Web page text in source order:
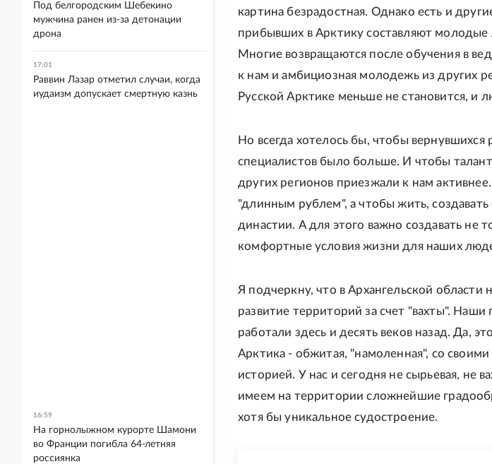
картина безрадостная. Однако есть и
прибывших в Арктику составляют молодые
Многие возвращаются после обучения в
к нам и амбициозная молодежь из других
Русской Арктике меньше не становится, и
Но всегда хотелось бы, чтобы
специалистов было больше. И чтобы
других регионов приезжали к нам
"длинным рублем", а чтобы жить,
династии. А для этого важно создавать не
комфортные условия жизни для наших
Я подчеркну, что в Архангельской области
развитие территорий за счет "вахты".
работали здесь и десять веков назад. Да,
Арктика - обжитая, "намоленная", со
историей. У нас и сегодня не сырьевая, не
имеем на территории сложнейшие
хотя бы уникальное судостроение.
Под белгородским Шебекино
мужчина ранен из-за детонации
дрона
17:01
Раввин Лазар отметил случаи, когда
иудаизм допускает смертную казнь
16:59
На горнолыжном курорте Шамони
во Франции погибла 64-летняя
россиянка